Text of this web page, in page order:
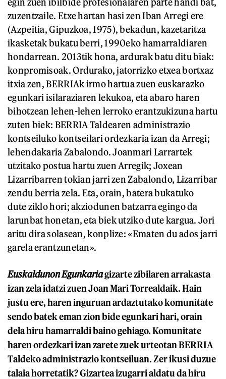
zuzentzaile. Etxe hartan hasi zen Iban Arregi ere
(Azpeitia, Gipuzkoa, 1975), bekadun, kazetaritza
ikasketak bukatu berri, 1990eko hamarraldiaren
hondarrean. 2013tik hona, ardurak batu ditu biak:
konpromisoak. Ordurako, jatorrizko etxea bortxaz
itxia zen, BERRIAk irmo hartua zuen euskarazko
egunkari isilaraziaren lekukoa, eta abaro haren
bihotzean lehen-lehen lerroko erantzukizuna hartu
zuten biek: BERRIA Taldearen administrazio
kontseiluko kontseilari ordezkaria izan da Arregi;
lehendakaria Zabalondo. Joanmari Larrartek
utzitako postua hartu zuen Arregik; Joxean
Lizarribarren tokian jarri zen Zabalondo, Lizarribar
zendu berria zela. Eta, orain, batera bukatuko
dute ziklo hori; akziodunen batzarra egingo da
larunbat honetan, eta biek utziko dute kargua. Jori
aritu dira solasean, konplize: «Ematen du ados jarri
garela erantzunetan».
Euskaldunon Egunkariagizarte zibilaren arrakasta
izan zela idatzi zuen Joan Mari Torrealdaik. Hain
justu ere, haren inguruan ardaztutako komunitate
sendo batek eman zion bide egunkari hari, orain
dela hiru hamarraldi baino gehiago. Komunitate
haren ordezkari izan zarete zuek urteotan BERRIA
Taldeko administrazio kontseiluan. Zer ikusi duzue
talaia horretatik? Gizartea izugarri aldatu da hiru